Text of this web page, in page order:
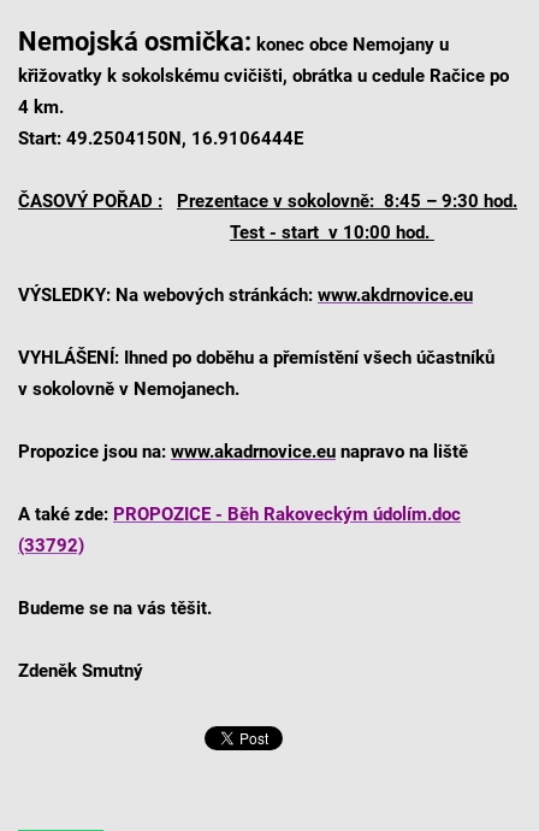
Nemojská osmička: konec obce Nemojany u
křižovatky k sokolskému cvičišti, obrátka u cedule Račice po
4 km.
Start: 49.2504150N, 16.9106444E
ČASOVÝ POŘAD :
Prezentace v sokolovně: 8:45 – 9:30 hod.
Test - start v 10:00 hod.
VÝSLEDKY: Na webových stránkách: www.akdrnovice.eu
VYHLÁŠENÍ: Ihned po doběhu a přemístění všech účastníků
v sokolovně v Nemojanech.
Propozice jsou na: www.akadrnovice.eunapravo na liště
A také zde: PROPOZICE - Běh Rakoveckým údolím.doc
(33792)
Budeme se na vás těšit.
Zdeněk Smutný